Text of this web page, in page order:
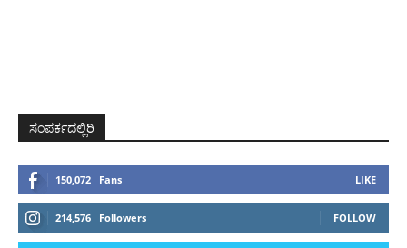
ಸಂಪರ್ಕದಲ್ಲಿರಿ
150,072 Fans LIKE
214,576 Followers FOLLOW